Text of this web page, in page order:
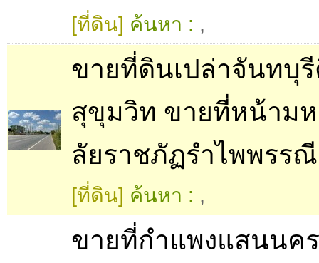
[ที่ดิน] ค้นหา : ,
ขายที่ดินเปล่าจันทบุ
สุขุมวิท ขายที่หน้าม
ลัยราชภัฏรําไพพรรณี
[ที่ดิน] ค้นหา : ,
ขายที่กำแพงแสนนค